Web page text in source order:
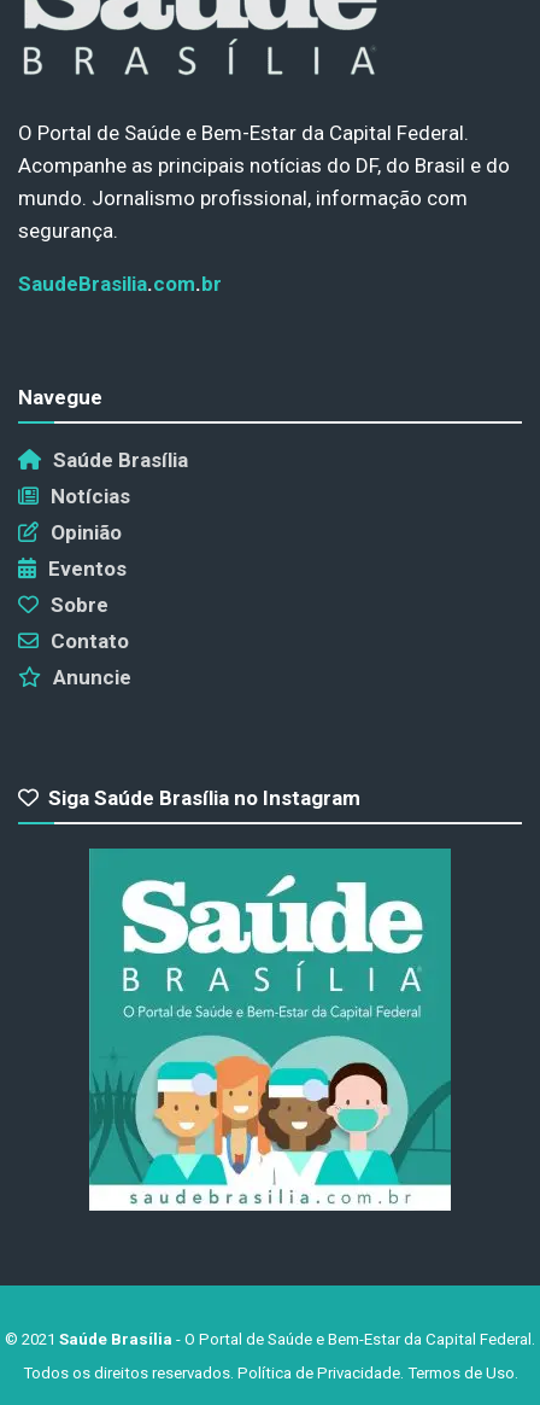
O Portal de Saúde e Bem-Estar da Capital Federal.
Acompanhe as principais notícias do DF, do Brasil e do
mundo. Jornalismo profissional, informação com
segurança.
SaudeBrasilia.com.br
Navegue
Saúde Brasília
Notícias
Opinião
Eventos
Sobre
Contato
Anuncie
Siga Saúde Brasília no Instagram
© 2021 Saúde Brasília - O Portal de Saúde e Bem-Estar da Capital Federal.
Todos os direitos reservados. Política de Privacidade. Termos de Uso.